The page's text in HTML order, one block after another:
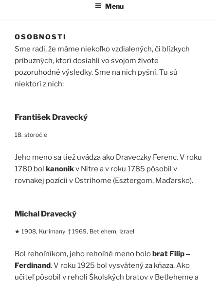
Menu
OSOBNOSTI
Sme radi, že máme niekoľko vzdialených, či blízkych
príbuzných, ktorí dosiahli vo svojom živote
pozoruhodné výsledky. Sme na nich pyšní. Tu sú
niektorí z nich:
František Dravecký
18. storočie
Jeho meno sa tiež uvádza ako Draveczky Ferenc. V roku
1780 bol kanonikv Nitre a v roku 1785 pôsobil v
rovnakej pozícii v Ostrihome (Esztergom, Maďarsko).
Michal Dravecký
★ 1908, Kurimany † 1969, Betlehem, Izrael
Bol rehoľníkom, jeho rehoľné meno bolobrat Filip –
Ferdinand. V roku 1925 bol vysvätený za kňaza. Ako
učiteľ pôsobil v reholi Školských bratov v Betleheme a